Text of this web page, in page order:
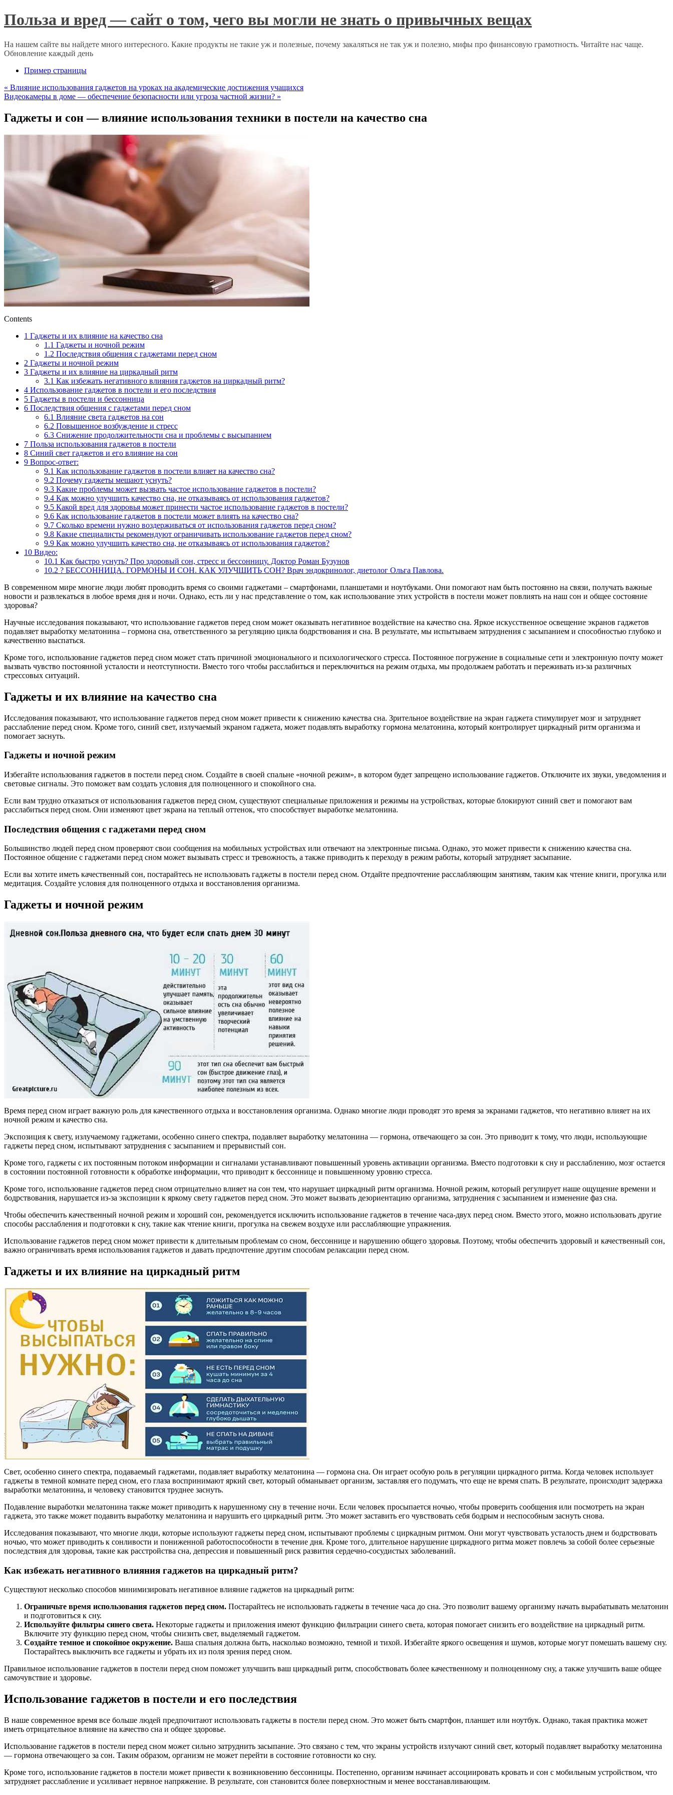
Польза и вред — сайт о том, чего вы могли не знать о привычных вещах
На нашем сайте вы найдете много интересного. Какие продукты не такие уж и полезные, почему закаляться не так уж и полезно, мифы про финансовую грамотность. Читайте нас чаще.
Обновление каждый день
Пример страницы
« Влияние использования гаджетов на уроках на академические достижения учащихся
Видеокамеры в доме — обеспечение безопасности или угроза частной жизни? »
Гаджеты и сон — влияние использования техники в постели на качество сна
Contents
1 Гаджеты и их влияние на качество сна
1.1 Гаджеты и ночной режим
1.2 Последствия общения с гаджетами перед сном
2 Гаджеты и ночной режим
3 Гаджеты и их влияние на циркадный ритм
3.1 Как избежать негативного влияния гаджетов на циркадный ритм?
4 Использование гаджетов в постели и его последствия
5 Гаджеты в постели и бессонница
6 Последствия общения с гаджетами перед сном
6.1 Влияние света гаджетов на сон
6.2 Повышенное возбуждение и стресс
6.3 Снижение продолжительности сна и проблемы с высыпанием
7 Польза использования гаджетов в постели
8 Синий свет гаджетов и его влияние на сон
9 Вопрос-ответ:
9.1 Как использование гаджетов в постели влияет на качество сна?
9.2 Почему гаджеты мешают уснуть?
9.3 Какие проблемы может вызвать частое использование гаджетов в постели?
9.4 Как можно улучшить качество сна, не отказываясь от использования гаджетов?
9.5 Какой вред для здоровья может принести частое использование гаджетов в постели?
9.6 Как использование гаджетов в постели может влиять на качество сна?
9.7 Сколько времени нужно воздерживаться от использования гаджетов перед сном?
9.8 Какие специалисты рекомендуют ограничивать использование гаджетов перед сном?
9.9 Как можно улучшить качество сна, не отказываясь от использования гаджетов?
10 Видео:
10.1 Как быстро уснуть? Про здоровый сон, стресс и бессонницу. Доктор Роман Бузунов
10.2 ? БЕССОННИЦА. ГОРМОНЫ И СОН. КАК УЛУЧШИТЬ СОН? Врач эндокринолог, диетолог Ольга Павлова.
В современном мире многие люди любят проводить время со своими гаджетами – смартфонами, планшетами и ноутбуками. Они помогают нам быть постоянно на связи, получать важные
новости и развлекаться в любое время дня и ночи. Однако, есть ли у нас представление о том, как использование этих устройств в постели может повлиять на наш сон и общее состояние
здоровья?
Научные исследования показывают, что использование гаджетов перед сном может оказывать негативное воздействие на качество сна. Яркое искусственное освещение экранов гаджетов
подавляет выработку мелатонина – гормона сна, ответственного за регуляцию цикла бодрствования и сна. В результате, мы испытываем затруднения с засыпанием и способностью глубоко и
качественно выспаться.
Кроме того, использование гаджетов перед сном может стать причиной эмоционального и психологического стресса. Постоянное погружение в социальные сети и электронную почту может
вызвать чувство постоянной усталости и неотступности. Вместо того чтобы расслабиться и переключиться на режим отдыха, мы продолжаем работать и переживать из-за различных
стрессовых ситуаций.
Гаджеты и их влияние на качество сна
Исследования показывают, что использование гаджетов перед сном может привести к снижению качества сна. Зрительное воздействие на экран гаджета стимулирует мозг и затрудняет
расслабление перед сном. Кроме того, синий свет, излучаемый экраном гаджета, может подавлять выработку гормона мелатонина, который контролирует циркадный ритм организма и
помогает заснуть.
Гаджеты и ночной режим
Избегайте использования гаджетов в постели перед сном. Создайте в своей спальне «ночной режим», в котором будет запрещено использование гаджетов. Отключите их звуки, уведомления и
световые сигналы. Это поможет вам создать условия для полноценного и спокойного сна.
Если вам трудно отказаться от использования гаджетов перед сном, существуют специальные приложения и режимы на устройствах, которые блокируют синий свет и помогают вам
расслабиться перед сном. Они изменяют цвет экрана на теплый оттенок, что способствует выработке мелатонина.
Последствия общения с гаджетами перед сном
Большинство людей перед сном проверяют свои сообщения на мобильных устройствах или отвечают на электронные письма. Однако, это может привести к снижению качества сна.
Постоянное общение с гаджетами перед сном может вызывать стресс и тревожность, а также приводить к переходу в режим работы, который затрудняет засыпание.
Если вы хотите иметь качественный сон, постарайтесь не использовать гаджеты в постели перед сном. Отдайте предпочтение расслабляющим занятиям, таким как чтение книги, прогулка или
медитация. Создайте условия для полноценного отдыха и восстановления организма.
Гаджеты и ночной режим
Время перед сном играет важную роль для качественного отдыха и восстановления организма. Однако многие люди проводят это время за экранами гаджетов, что негативно влияет на их
ночной режим и качество сна.
Экспозиция к свету, излучаемому гаджетами, особенно синего спектра, подавляет выработку мелатонина — гормона, отвечающего за сон. Это приводит к тому, что люди, использующие
гаджеты перед сном, испытывают затруднения с засыпанием и прерывистый сон.
Кроме того, гаджеты с их постоянным потоком информации и сигналами устанавливают повышенный уровень активации организма. Вместо подготовки к сну и расслаблению, мозг остается
в состоянии постоянной готовности к обработке информации, что приводит к бессоннице и повышенному уровню стресса.
Кроме того, использование гаджетов перед сном отрицательно влияет на сон тем, что нарушает циркадный ритм организма. Ночной режим, который регулирует наше ощущение времени и
бодрствования, нарушается из-за экспозиции к яркому свету гаджетов перед сном. Это может вызвать дезориентацию организма, затруднения с засыпанием и изменение фаз сна.
Чтобы обеспечить качественный ночной режим и хороший сон, рекомендуется исключить использование гаджетов в течение часа-двух перед сном. Вместо этого, можно использовать другие
способы расслабления и подготовки к сну, такие как чтение книги, прогулка на свежем воздухе или расслабляющие упражнения.
Использование гаджетов перед сном может привести к длительным проблемам со сном, бессоннице и нарушению общего здоровья. Поэтому, чтобы обеспечить здоровый и качественный сон,
важно ограничивать время использования гаджетов и давать предпочтение другим способам релаксации перед сном.
Гаджеты и их влияние на циркадный ритм
Свет, особенно синего спектра, подаваемый гаджетами, подавляет выработку мелатонина — гормона сна. Он играет особую роль в регуляции циркадного ритма. Когда человек использует
гаджеты в темной комнате перед сном, его глаза воспринимают яркий свет, который обманывает организм, заставляя его подумать, что еще не время спать. В результате, происходит задержка
выработки мелатонина, и человеку становится труднее заснуть.
Подавление выработки мелатонина также может приводить к нарушенному сну в течение ночи. Если человек просыпается ночью, чтобы проверить сообщения или посмотреть на экран
гаджета, это также может подавить выработку мелатонина и нарушить его циркадный ритм. Это может заставить его чувствовать себя бодрым и неспособным заснуть снова.
Исследования показывают, что многие люди, которые используют гаджеты перед сном, испытывают проблемы с циркадным ритмом. Они могут чувствовать усталость днем и бодрствовать
ночью, что может приводить к сонливости и пониженной работоспособности в течение дня. Кроме того, длительное нарушение циркадного ритма может повлечь за собой более серьезные
последствия для здоровья, такие как расстройства сна, депрессия и повышенный риск развития сердечно-сосудистых заболеваний.
Как избежать негативного влияния гаджетов на циркадный ритм?
Существуют несколько способов минимизировать негативное влияние гаджетов на циркадный ритм:
Ограничьте время использования гаджетов перед сном. Постарайтесь не использовать гаджеты в течение часа до сна. Это позволит вашему организму начать вырабатывать мелатонин
и подготовиться к сну.
Используйте фильтры синего света. Некоторые гаджеты и приложения имеют функцию фильтрации синего света, которая помогает снизить его воздействие на циркадный ритм.
Включите эту функцию перед сном, чтобы снизить свет, выделяемый гаджетом.
Создайте темное и спокойное окружение. Ваша спальня должна быть, насколько возможно, темной и тихой. Избегайте яркого освещения и шумов, которые могут помешать вашему сну.
Постарайтесь выключить все гаджеты и убрать их из поля зрения перед сном.
Правильное использование гаджетов в постели перед сном поможет улучшить ваш циркадный ритм, способствовать более качественному и полноценному сну, а также улучшить ваше общее
самочувствие и здоровье.
Использование гаджетов в постели и его последствия
В наше современное время все больше людей предпочитают использовать гаджеты в постели перед сном. Это может быть смартфон, планшет или ноутбук. Однако, такая практика может
иметь отрицательное влияние на качество сна и общее здоровье.
Использование гаджетов в постели перед сном может сильно затруднить засыпание. Это связано с тем, что экраны устройств излучают синий свет, который подавляет выработку мелатонина
— гормона отвечающего за сон. Таким образом, организм не может перейти в состояние готовности ко сну.
Кроме того, использование гаджетов в постели может привести к возникновению бессонницы. Постепенно, организм начинает ассоциировать кровать и сон с мобильным устройством, что
затрудняет расслабление и усиливает нервное напряжение. В результате, сон становится более поверхностным и менее восстанавливающим.